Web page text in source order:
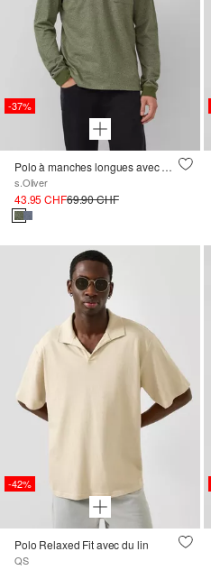
-37%
Polo à manches longues avec poignets, aspect mélangé
s.Oliver
43.95 CHF69.90 CHF
-42%
Polo Relaxed Fit avec du lin
QS